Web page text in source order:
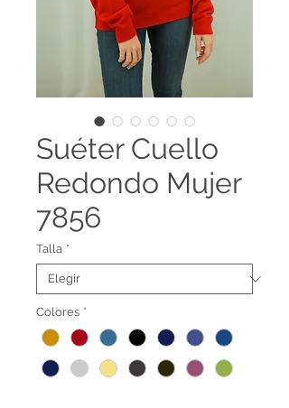
Suéter Cuello
Redondo Mujer
7856
Talla *
Colores *